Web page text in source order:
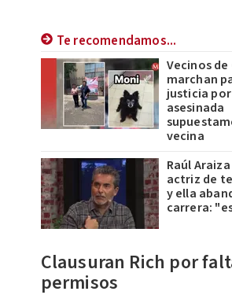
Te recomendamos...
Vecinos
marchan
justicia
asesinada
vecina
Raúl
actriz de
y ella
carrera:
Clausuran Rich por
permisos